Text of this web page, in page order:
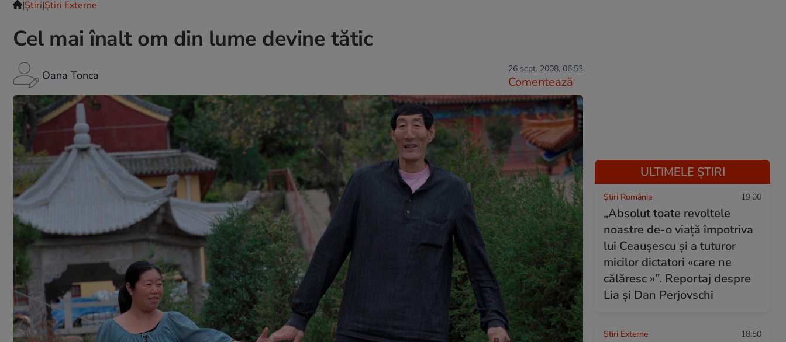
|Ştiri|Știri Externe
Cel mai înalt om din lume devine tătic
Oana Tonca 26 sept. 2008, 06:53
Comentează
ULTIMELE ȘTIRI
Știri România 19:00
„Absolut toate revoltele
noastre de-o viață împotriva
lui Ceaușescu și a tuturor
micilor dictatori «care ne
călăresc »”. Reportaj despre
Lia și Dan Perjovschi
Știri Externe 18:50